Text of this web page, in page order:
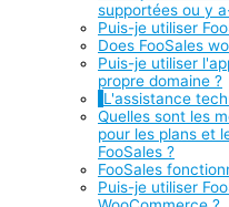
supportées ou y
Puis-je utiliser
Does FooSales
Puis-je utiliser
propre domaine ?
L'assistance
Quelles sont les
pour les plans et
FooSales ?
FooSales
Puis-je utiliser